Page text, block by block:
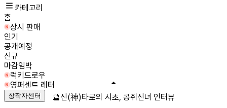
카테고리
홈
상시 판매
인기
공개예정
신규
마감임박
럭키드로우
영퍼센트 레터
창작자센터 🔮신(神)타로의 시초, 콩쥐신녀 인터뷰